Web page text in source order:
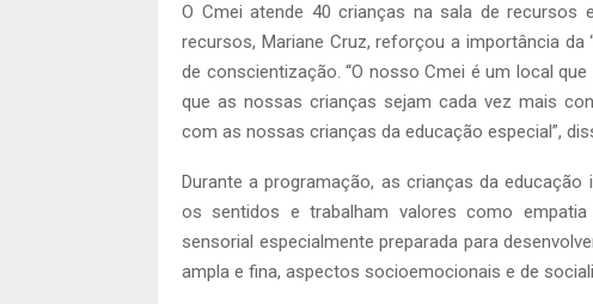
O Cmei atende 40 crianças na sala de
recursos, Mariane Cruz, reforçou a importância
de conscientização. “O nosso Cmei é um local
que as nossas crianças sejam cada vez mais
com as nossas crianças da educação especial”,
Durante a programação, as crianças da
os sentidos e trabalham valores como
sensorial especialmente preparada para
ampla e fina, aspectos socioemocionais e de